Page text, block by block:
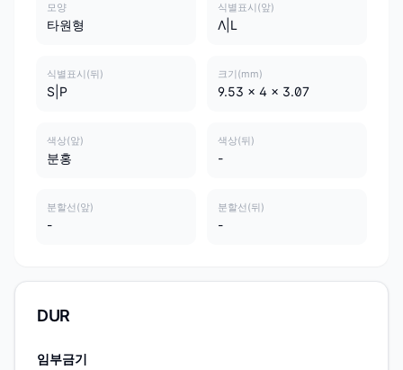
모양
타원형
식별표시(앞)
Λ|L
식별표시(뒤)
S|P
크기(mm)
9.53 x 4 x 3.07
색상(앞)
분홍
색상(뒤)
-
분할선(앞)
-
분할선(뒤)
-
DUR
임부금기